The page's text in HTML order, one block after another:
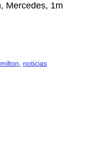
Mercedes, 1m
, noticias